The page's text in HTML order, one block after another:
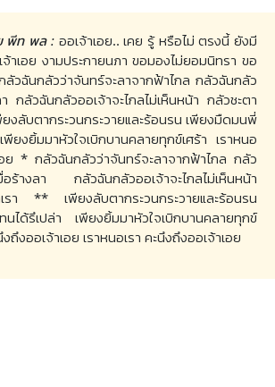
พีท พล : ออเจ้าเอย.. เคย รู้ หรือไม่ ตรงนี้ ยังมี
าเอย งามประกายนภา ขอมองไม่ยอมนิทรา ขอ
วฉันกลัวว่าจันทร์จะลาจากฟ้าไกล กลัวฉันกลัว
า กลัวฉันกลัวออเจ้าจะไกลไม่เห็นหน้า กลัวชะตา
ยงลับตากระวนกระวายและร้อนรน เพียงมืดมนพี่
พียงยิ้มมาหัวใจเบิกบานคลายทุกข์เศร้า เราหนอ
อย * กลัวฉันกลัวว่าจันทร์จะลาจากฟ้าไกล กลัว
อร้างลา กลัวฉันกลัวออเจ้าจะไกลไม่เห็นหน้า
เรา ** เพียงลับตากระวนกระวายและร้อนรน
นได้รึเปล่า เพียงยิ้มมาหัวใจเบิกบานคลายทุกข์
งถึงออเจ้าเอย เราหนอเรา คะนึงถึงออเจ้าเอย